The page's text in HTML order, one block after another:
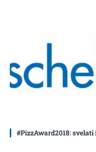
#PizzAward2018: